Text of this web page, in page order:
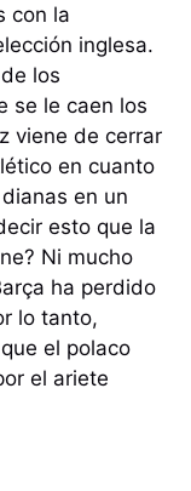
con la
inglesa.
los
se le caen los
viene de cerrar
en cuanto
en un
esto que la
Ni mucho
ha perdido
lo tanto,
el polaco
el ariete